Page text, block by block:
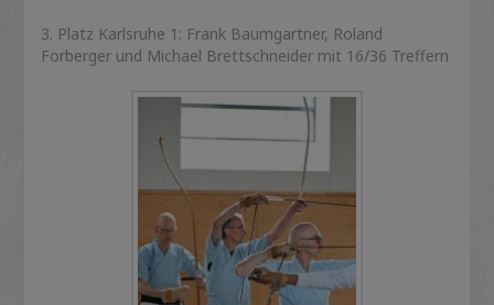
3. Platz Karlsruhe 1: Frank Baumgartner, Roland
Forberger und Michael Brettschneider mit 16/36 Treffern